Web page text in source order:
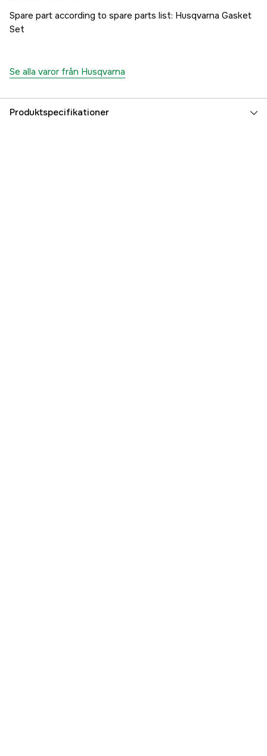
Spare part according to spare parts list: Husqvarna Gasket
Set
Se alla varor från Husqvarna
Produktspecifikationer